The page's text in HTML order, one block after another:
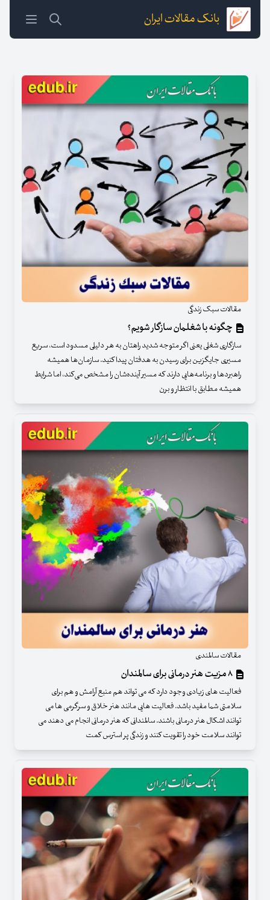
بانک مقالات ایران
مقالات سبک زندگی
چگونه با شغلمان سازگار شویم؟
سازگاری شغلی یعنی اگر متوجه شدید راهتان به هر دلیلی مسدود است، سریع
مسیری جایگزین برای رسیدن به هدفتان پیدا کنید. سازمان‌ها همیشه
راهبردها و برنامه‌هایی دارند که مسیر آینده‌شان را مشخص می‌کند، اما شرایط
همیشه مطابق با انتظار و برن
مقالات سالمندی
فعالیت های زیادی وجود دارد که می تواند هم منبع آرامش و هم برای
سلامتی شما مفید باشد. فعالیت هایی مانند هنر خلاق و سرگرمی ها می
توانند اشکال هنر درمانی باشند. سالمندانی که هنر درمانی انجام می دهند می
توانند سلامت خود را تقویت کنند و زندگی پر استرس کمت